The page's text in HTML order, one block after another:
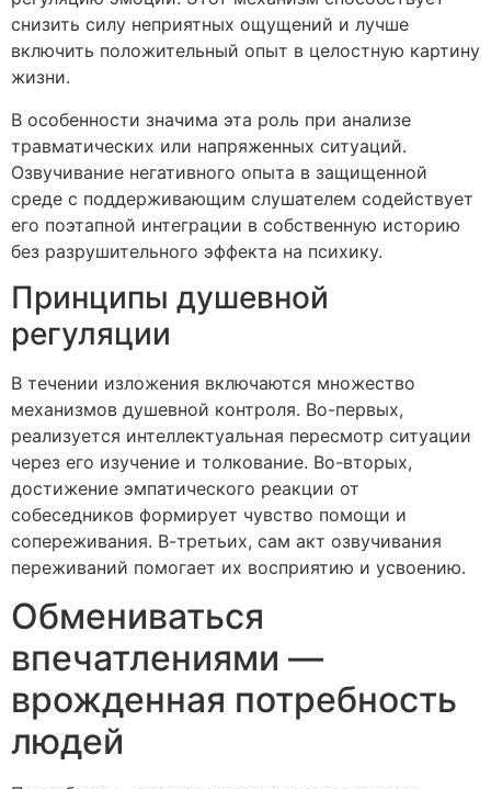
снизить силу неприятных ощущений и лучше
включить положительный опыт в целостную картину
жизни.
В особенности значима эта роль при анализе
травматических или напряженных ситуаций.
Озвучивание негативного опыта в защищенной
среде с поддерживающим слушателем содействует
его поэтапной интеграции в собственную историю
без разрушительного эффекта на психику.
Принципы душевной
регуляции
В течении изложения включаются множество
механизмов душевной контроля. Во-первых,
реализуется интеллектуальная пересмотр ситуации
через его изучение и толкование. Во-вторых,
достижение эмпатического реакции от
собеседников формирует чувство помощи и
сопереживания. В-третьих, сам акт озвучивания
переживаний помогает их восприятию и усвоению.
Обмениваться
впечатлениями —
врожденная потребность
людей